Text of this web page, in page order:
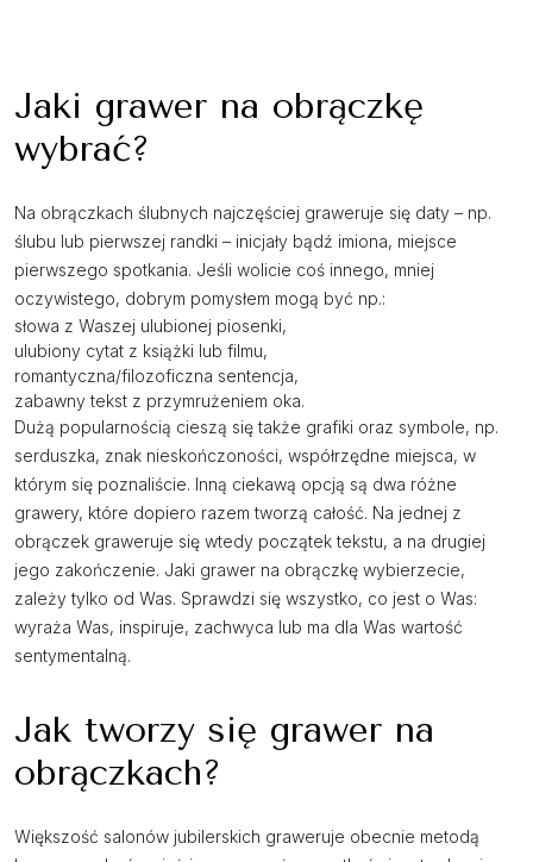
Jaki grawer na obrączkę
wybrać?
Na obrączkach ślubnych najczęściej graweruje się daty – np.
ślubu lub pierwszej randki – inicjały bądź imiona, miejsce
pierwszego spotkania. Jeśli wolicie coś innego, mniej
oczywistego, dobrym pomysłem mogą być np.:
słowa z Waszej ulubionej piosenki,
ulubiony cytat z książki lub filmu,
romantyczna/filozoficzna sentencja,
zabawny tekst z przymrużeniem oka.
Dużą popularnością cieszą się także grafiki oraz symbole, np.
serduszka, znak nieskończoności, współrzędne miejsca, w
którym się poznaliście. Inną ciekawą opcją są dwa różne
grawery, które dopiero razem tworzą całość. Na jednej z
obrączek graweruje się wtedy początek tekstu, a na drugiej
jego zakończenie. Jaki grawer na obrączkę wybierzecie,
zależy tylko od Was. Sprawdzi się wszystko, co jest o Was:
wyraża Was, inspiruje, zachwyca lub ma dla Was wartość
sentymentalną.
Jak tworzy się grawer na
obrączkach?
Większość salonów jubilerskich graweruje obecnie metodą